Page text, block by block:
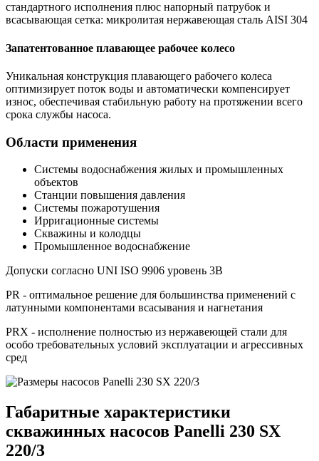
стандартного исполнения плюс напорный патрубок и
всасывающая сетка: микролитая нержавеющая сталь AISI 304
Запатентованное плавающее рабочее колесо
Уникальная конструкция плавающего рабочего колеса
оптимизирует поток воды и автоматически компенсирует
износ, обеспечивая стабильную работу на протяжении всего
срока службы насоса.
Области применения
Системы водоснабжения жилых и промышленных
объектов
Станции повышения давления
Системы пожаротушения
Ирригационные системы
Скважины и колодцы
Промышленное водоснабжение
Допуски согласно UNI ISO 9906 уровень 3B
PR - оптимальное решение для большинства применений с
латунными компонентами всасывания и нагнетания
PRX - исполнение полностью из нержавеющей стали для
особо требовательных условий эксплуатации и агрессивных
сред
Габаритные характеристики
скважинных насосов Panelli 230 SX
220/3